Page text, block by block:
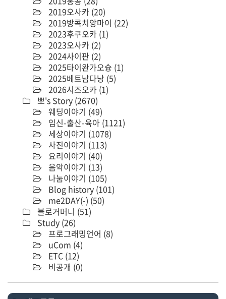
2019오사카 (20)
2019방콕치앙마이 (22)
2023후쿠오카 (1)
2023오사카 (2)
2024사이판 (2)
2025타이완가오슝 (1)
2025베트남다낭 (5)
2026시즈오카 (1)
뽀's Story (2670)
웨딩이야기 (49)
임신-출산-육아 (1121)
세상이야기 (1078)
사진이야기 (113)
요리이야기 (40)
음악이야기 (13)
나눔이야기 (105)
Blog history (101)
me2DAY(-) (50)
블로거머니 (51)
Study (26)
프로그래밍언어 (8)
uCom (4)
ETC (12)
비공개 (0)